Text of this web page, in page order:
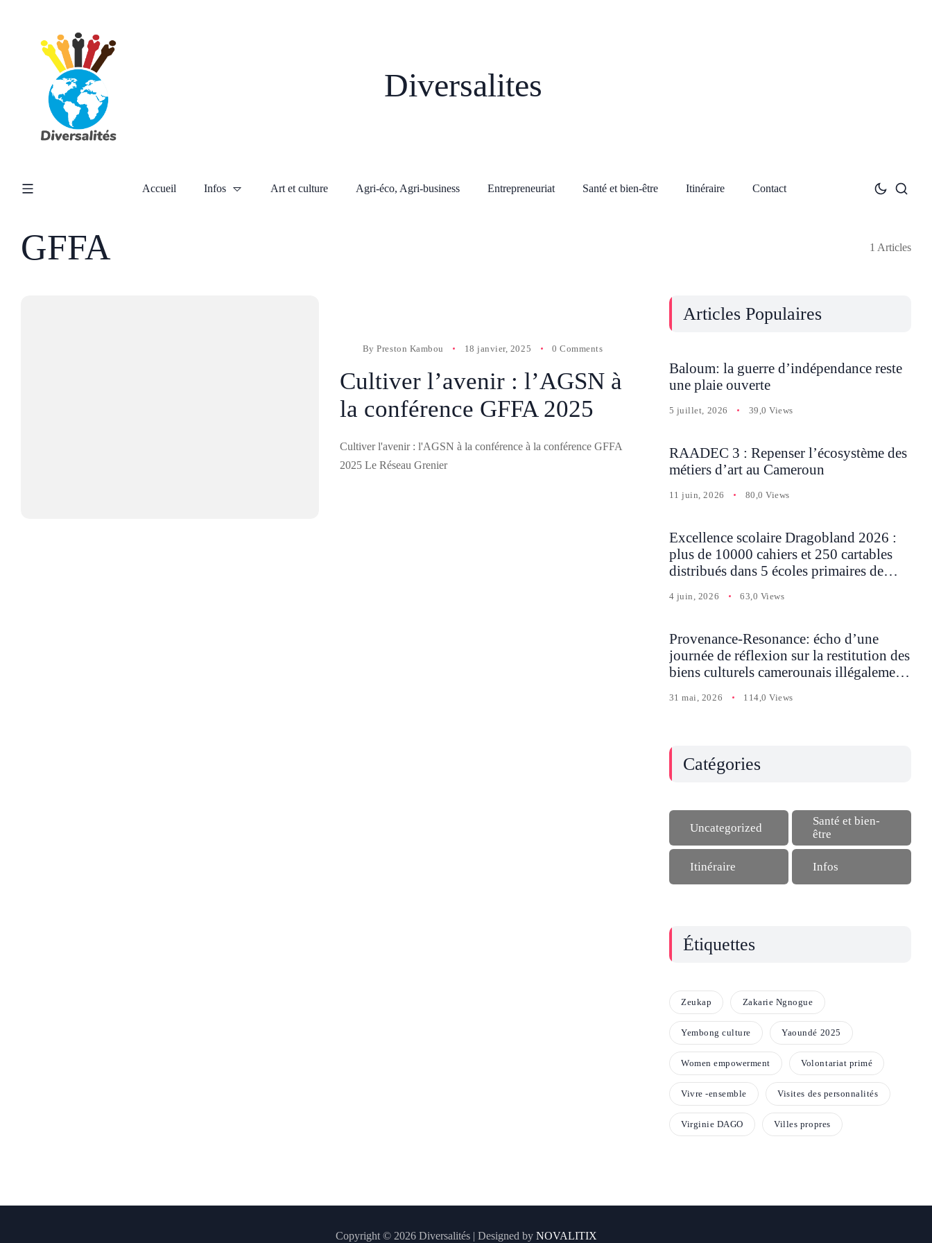
Diversalites
Accueil Infos Art et culture Agri-éco, Agri-business Entrepreneuriat Santé et bien-être Itinéraire Contact
GFFA 1 Articles
ByPreston Kambou 18 janvier, 2025 0 Comments
Cultiver l’avenir : l’AGSN à
la conférence GFFA 2025
Cultiver l'avenir : l'AGSN à la conférence à la conférence GFFA
2025 Le Réseau Grenier
Articles Populaires
Baloum: la guerre d’indépendance reste
une plaie ouverte
5 juillet, 2026 39,0 Views
RAADEC 3 : Repenser l’écosystème des
métiers d’art au Cameroun
11 juin, 2026 80,0 Views
Excellence scolaire Dragobland 2026 :
plus de 10000 cahiers et 250 cartables
distribués dans 5 écoles primaires de
4 juin, 2026 63,0 Views
Provenance-Resonance: écho d’une
journée de réflexion sur la restitution des
biens culturels camerounais illégalement
31 mai, 2026 114,0 Views
Catégories
Uncategorized
Santé et bien-
être
Itinéraire Infos
Étiquettes
Zeukap Zakarie Ngnogue
Yembong culture Yaoundé 2025
Women empowerment Volontariat primé
Vivre -ensemble Visites des personnalités
Virginie DAGO Villes propres
Copyright © 2026 Diversalités | Designed by NOVALITIX